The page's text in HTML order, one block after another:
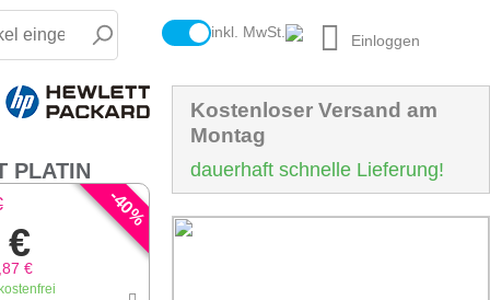
inkl. MwSt. Einloggen
PLATIN
-
40
%
€
Kostenloser Versand am
Montag
dauerhaft schnelle Lieferung!